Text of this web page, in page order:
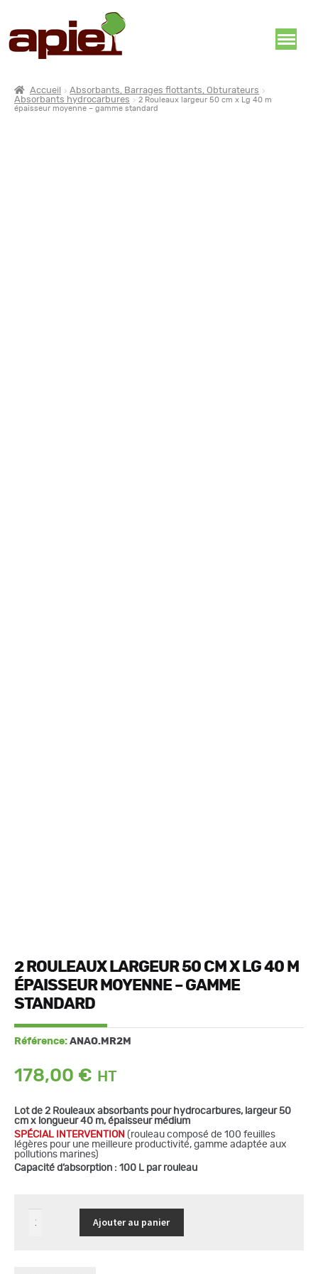
Accueil
Absorbants, Barrages flottants, Obturateurs
Absorbants hydrocarbures
2 Rouleaux largeur 50 cm x Lg 40 m
épaisseur moyenne – gamme standard
2 ROULEAUX LARGEUR 50 CM X LG 40 M
ÉPAISSEUR MOYENNE – GAMME
STANDARD
Référence: ANAO.MR2M
178,00 €
Lot de 2 Rouleaux absorbants pour hydrocarbures, largeur 50
cm x longueur 40 m, épaisseur médium
S PÉCIAL INTERVENTION (rouleau composé de 100 feuilles
légères pour une meilleure productivité, gamme adaptée aux
pollutions marines)
Capacité d’absorption : 100 L par rouleau
quantité
de
Ajouter au panier